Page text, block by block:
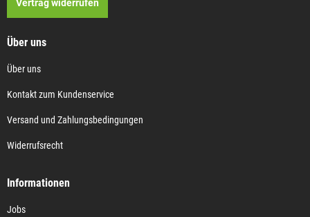
Vertrag widerrufen
Über uns
Über uns
Kontakt zum Kundenservice
Versand und Zahlungsbedingungen
Widerrufsrecht
Informationen
Jobs